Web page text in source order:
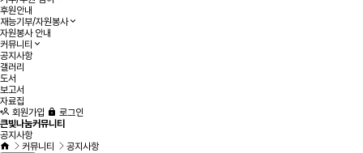
후원안내
재능기부/자원봉사
자원봉사 안내
커뮤니티
공지사항
갤러리
도서
보고서
자료집
회원가입
로그인
큰빛나눔커뮤니티
공지사항
커뮤니티
공지사항